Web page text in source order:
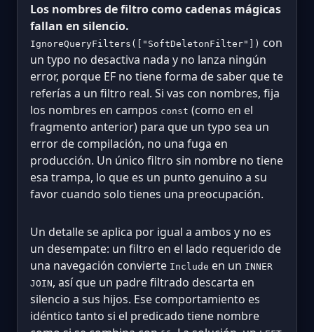
Los nombres de filtro como cadenas mágicas
fallan en silencio.
IgnoreQueryFilters(["SoftDeletonFilter"]) con
un typo no desactiva nada y no lanza ningún
error, porque EF no tiene forma de saber que te
referías a un filtro real. Si vas con nombres, fija
los nombres en campos const (como en el
fragmento anterior) para que un typo sea un
error de compilación, no una fuga en
producción. Un único filtro sin nombre no tiene
esa trampa, lo que es un punto genuino a su
favor cuando solo tienes una preocupación.
Un detalle se aplica por igual a ambos y no es
un desempate: un filtro en el lado requerido de
una navegación convierte Include en un INNER
JOIN, así que un padre filtrado descarta en
silencio a sus hijos. Ese comportamiento es
idéntico tanto si el predicado tiene nombre